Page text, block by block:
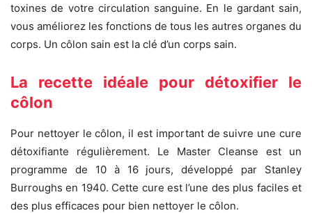
toxines de votre circulation sanguine. En le gardant sain,
vous améliorez les fonctions de tous les autres organes du
corps. Un côlon sain est la clé d’un corps sain.
La recette idéale pour détoxifier le
côlon
Pour nettoyer le côlon, il est important de suivre une cure
détoxifiante régulièrement. Le Master Cleanse est un
programme de 10 à 16 jours, développé par Stanley
Burroughs en 1940. Cette cure est l’une des plus faciles et
des plus efficaces pour bien nettoyer le côlon.